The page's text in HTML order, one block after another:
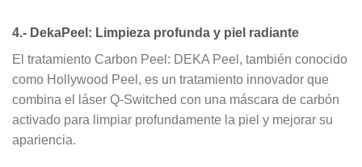
4.- DekaPeel: Limpieza profunda y piel radiante
El tratamiento Carbon Peel: DEKA Peel , también conocido
como Hollywood Peel , es un tratamiento innovador que
combina el
láser Q-Switched con una máscara de carbón
activado para limpiar profundamente la piel y mejorar su
apariencia.